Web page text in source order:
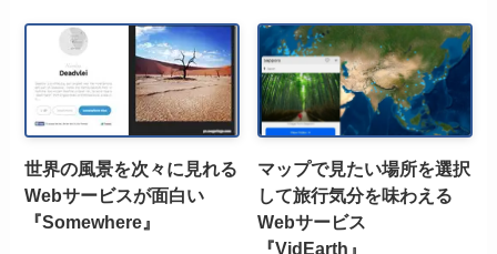
世界の風景を次々に見れる
Webサービスが面白い
『Somewhere』
マップで見たい場所を選択
して旅行気分を味わえる
Webサービス
『VidEarth』